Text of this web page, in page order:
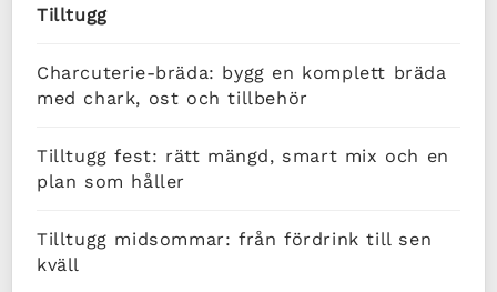
Tilltugg
Charcuterie-bräda: bygg en komplett bräda
med chark, ost och tillbehör
Tilltugg fest: rätt mängd, smart mix och en
plan som håller
Tilltugg midsommar: från fördrink till sen
kväll